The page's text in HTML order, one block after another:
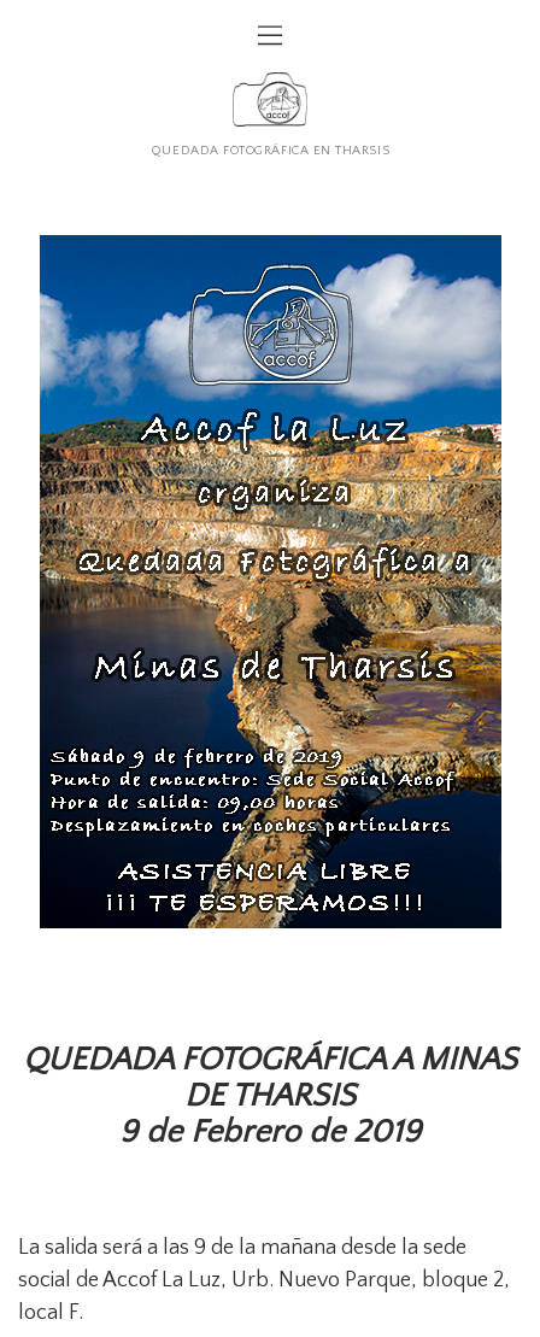
QUEDADA FOTOGRÁFICA EN THARSIS
QUEDADA FOTOGRÁFICA A MINAS
DE THARSIS
9 de Febrero de 2019
La salida será a las 9 de la mañana desde la sede
social de Accof La Luz, Urb. Nuevo Parque, bloque 2,
local F.